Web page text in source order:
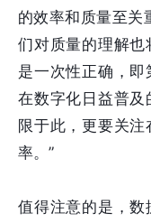
的效率和质量至关
们对质量的理解
是一次性正确，即
在数字化日益普
限于此，更要关
率。”
值得注意的是，